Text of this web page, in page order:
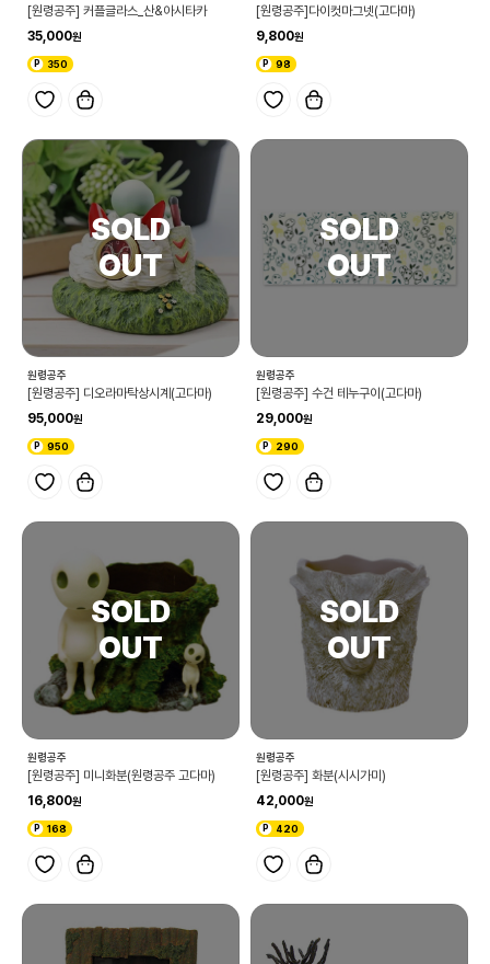
[원령공주] 커플글라스_산&아시타카
35,000
350
[원령공주]다이컷마그넷(고다마)
9,800
98
원령공주
[원령공주] 디오라마탁상시계(고다마)
95,000
950
원령공주
[원령공주] 수건 테누구이(고다마)
29,000
290
원령공주
[원령공주] 미니화분(원령공주 고다마)
16,800
168
원령공주
[원령공주] 화분(시시가미)
42,000
420